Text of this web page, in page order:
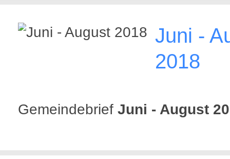
Juni -
2018
Gemeindebrief Juni - August